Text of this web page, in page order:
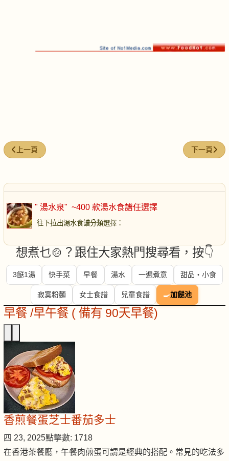
上一篇文章: 江瑶柱淡菜粉絲節瓜湯
上一頁 下一篇文章
下一頁
" 湯水泉" ~400 款湯水食譜任選擇
往下拉出湯水食譜分類選擇 ：
想煮乜🍲？跟住大家熱門搜尋看，按👇
3餸1湯 快手菜 早餐 湯水 一週煮意 甜品・小食
寂寞粉麵 女士食譜 兒童食譜 🍳加餸池
早餐 /早午餐 ( 備有 90天早餐)
香煎餐蛋芝士番茄多士
四 23, 2025點擊數: 1718
在香港茶餐廳，午餐肉煎蛋可謂是經典的搭配。常見的吃法多